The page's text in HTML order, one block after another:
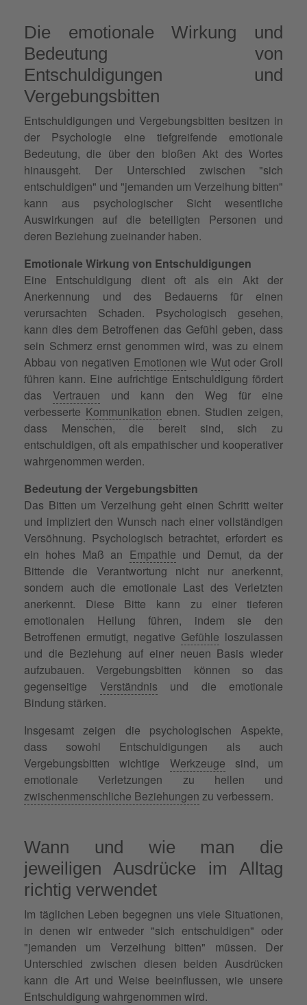
Die emotionale Wirkung und
Bedeutung von
Entschuldigungen und
Vergebungsbitten
Entschuldigungen und Vergebungsbitten besitzen in
der Psychologie eine tiefgreifende emotionale
Bedeutung, die über den bloßen Akt des Wortes
hinausgeht. Der Unterschied zwischen "sich
entschuldigen" und "jemanden um Verzeihung bitten"
kann aus psychologischer Sicht wesentliche
Auswirkungen auf die beteiligten Personen und
deren Beziehung zueinander haben.
Emotionale Wirkung von Entschuldigungen
Eine Entschuldigung dient oft als ein Akt der
Anerkennung und des Bedauerns für einen
verursachten Schaden. Psychologisch gesehen,
kann dies dem Betroffenen das Gefühl geben, dass
sein Schmerz ernst genommen wird, was zu einem
Abbau von negativen Emotionen wie Wutoder Groll
führen kann. Eine aufrichtige Entschuldigung fördert
das Vertrauen und kann den Weg für eine
verbesserte Kommunikation ebnen. Studien zeigen,
dass Menschen, die bereit sind, sich zu
entschuldigen, oft als empathischer und kooperativer
wahrgenommen werden.
Bedeutung der Vergebungsbitten
Das Bitten um Verzeihung geht einen Schritt weiter
und impliziert den Wunsch nach einer vollständigen
Versöhnung. Psychologisch betrachtet, erfordert es
ein hohes Maß an Empathie und Demut, da der
Bittende die Verantwortung nicht nur anerkennt,
sondern auch die emotionale Last des Verletzten
anerkennt. Diese Bitte kann zu einer tieferen
emotionalen Heilung führen, indem sie den
Betroffenen ermutigt, negative Gefühle loszulassen
und die Beziehung auf einer neuen Basis wieder
aufzubauen. Vergebungsbitten können so das
gegenseitige Verständnis und die emotionale
Bindung stärken.
Insgesamt zeigen die psychologischen Aspekte,
dass sowohl Entschuldigungen als auch
Vergebungsbitten wichtige Werkzeuge sind, um
emotionale Verletzungen zu heilen und
zwischenmenschliche Beziehungen zu verbessern.
Wann und wie man die
jeweiligen Ausdrücke im Alltag
richtig verwendet
Im täglichen Leben begegnen uns viele Situationen,
in denen wir entweder "sich entschuldigen" oder
"jemanden um Verzeihung bitten" müssen. Der
Unterschied zwischen diesen beiden Ausdrücken
kann die Art und Weise beeinflussen, wie unsere
Entschuldigung wahrgenommen wird.